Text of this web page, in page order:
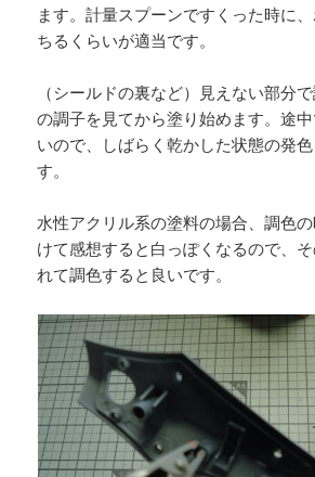
ます。計量スプーンですくった時に
ちるくらいが適当です。
（シールドの裏など）見えない部分
の調子を見てから塗り始めます。途
いので、しばらく乾かした状態の発
す。
水性アクリル系の塗料の場合、調色
けて感想すると白っぽくなるので、
れて調色すると良いです。